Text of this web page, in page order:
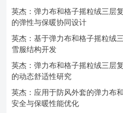
英杰：弹力布和格子摇粒绒三层
的弹性与保暖协同设计
英杰：基于弹力布和格子摇粒绒
雪服结构开发
英杰：弹力布和格子摇粒绒三层
的动态舒适性研究
英杰：应用于防风外套的弹力布
安全与保暖性能优化